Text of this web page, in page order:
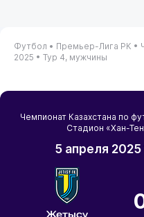
Футбол • Премьер-Лига РК •
2025 • Тур 4, мужчины
Чемпионат Казахстана по
Стадион «Хан-
5 апреля 2025
Жетысу